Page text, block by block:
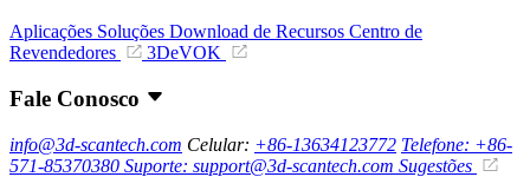
Aplicações Soluções Download de Recursos Centro de
Revendedores
3DeVOK
Fale Conosco
info@3d-scantech.com Celular: +86-13634123772 Telefone: +86-
571-85370380 Suporte: support@3d-scantech.com Sugestões